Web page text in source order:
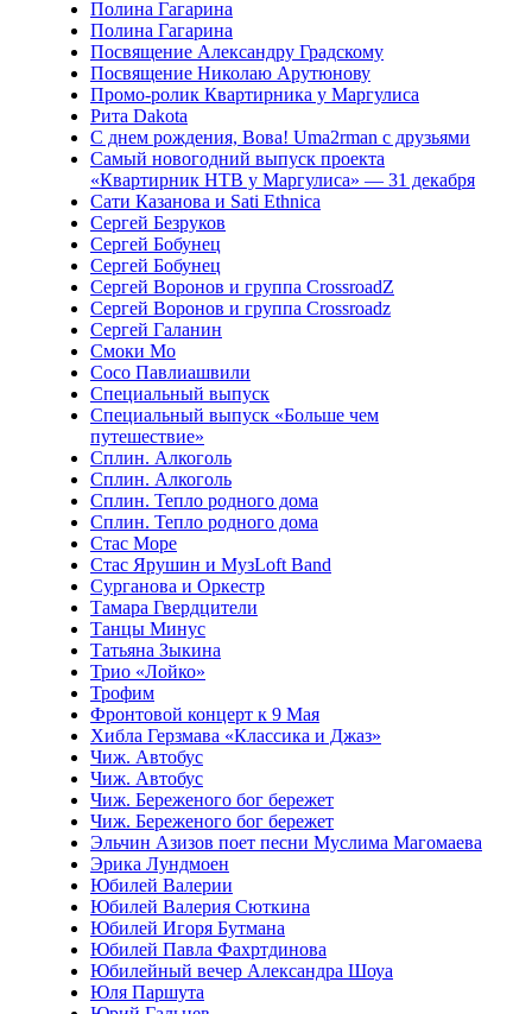
Полина Гагарина
Полина Гагарина
Посвящение Александру Градскому
Посвящение Николаю Арутюнову
Промо-ролик Квартирника у Маргулиса
Рита Dakota
С днем рождения, Вова! Uma2rman с друзьями
Самый новогодний выпуск проекта
«Квартирник НТВ у Маргулиса» — 31 декабря
Сати Казанова и Sati Ethnica
Сергей Безруков
Сергей Бобунец
Сергей Бобунец
Сергей Воронов и группа CrossroadZ
Сергей Воронов и группа Crossroadz
Сергей Галанин
Смоки Мо
Сосо Павлиашвили
Специальный выпуск
Специальный выпуск «Больше чем
путешествие»
Сплин. Алкоголь
Сплин. Алкоголь
Сплин. Тепло родного дома
Сплин. Тепло родного дома
Стас Море
Стас Ярушин и МузLoft Band
Сурганова и Оркестр
Тамара Гвердцители
Танцы Минус
Татьяна Зыкина
Трио «Лойко»
Трофим
Фронтовой концерт к 9 Мая
Хибла Герзмава «Классика и Джаз»
Чиж. Автобус
Чиж. Автобус
Чиж. Береженого бог бережет
Чиж. Береженого бог бережет
Эльчин Азизов поет песни Муслима Магомаева
Эрика Лундмоен
Юбилей Валерии
Юбилей Валерия Сюткина
Юбилей Игоря Бутмана
Юбилей Павла Фахртдинова
Юбилейный вечер Александра Шоуа
Юля Паршута